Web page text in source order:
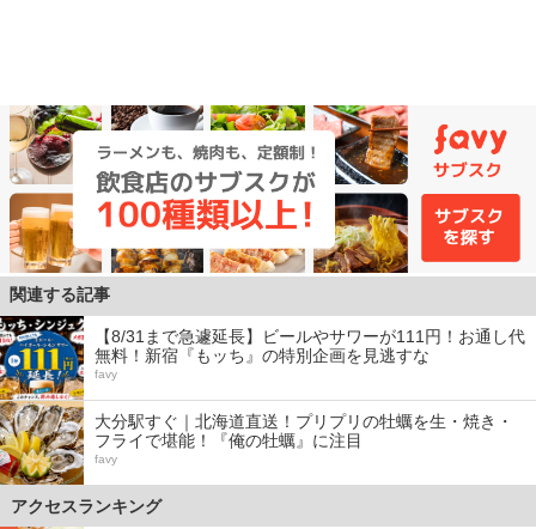
関連する記事
【8/31まで急遽延長】ビールやサワーが111円！お通し代
無料！新宿『もッち』の特別企画を見逃すな
favy
大分駅すぐ｜北海道直送！プリプリの牡蠣を生・焼き・
フライで堪能！『俺の牡蠣』に注目
favy
アクセスランキング